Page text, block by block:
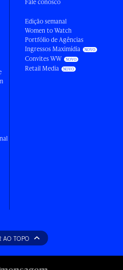
Edição semanal
Women to Watch
Portfólio de Agências
Ingressos Maximídia
Convites WW
Retail Media
AO TOPO